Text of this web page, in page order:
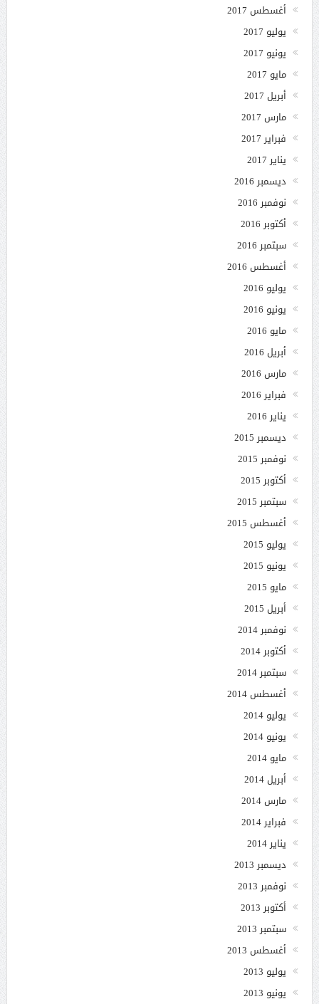
أغسطس 2017
يوليو 2017
يونيو 2017
مايو 2017
أبريل 2017
مارس 2017
فبراير 2017
يناير 2017
ديسمبر 2016
نوفمبر 2016
أكتوبر 2016
سبتمبر 2016
أغسطس 2016
يوليو 2016
يونيو 2016
مايو 2016
أبريل 2016
مارس 2016
فبراير 2016
يناير 2016
ديسمبر 2015
نوفمبر 2015
أكتوبر 2015
سبتمبر 2015
أغسطس 2015
يوليو 2015
يونيو 2015
مايو 2015
أبريل 2015
نوفمبر 2014
أكتوبر 2014
سبتمبر 2014
أغسطس 2014
يوليو 2014
يونيو 2014
مايو 2014
أبريل 2014
مارس 2014
فبراير 2014
يناير 2014
ديسمبر 2013
نوفمبر 2013
أكتوبر 2013
سبتمبر 2013
أغسطس 2013
يوليو 2013
يونيو 2013